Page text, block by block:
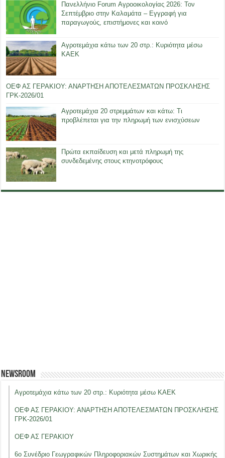
Πανελλήνιο Forum Αγροοικολογίας 2026: Τον
Σεπτέμβριο στην Καλαμάτα – Εγγραφή για
παραγωγούς, επιστήμονες και κοινό
Αγροτεμάχια κάτω των 20 στρ.: Κυριότητα μέσω
ΚΑΕΚ
ΟΕΦ ΑΣ ΓΕΡΑΚΙΟΥ: ΑΝΑΡΤΗΣΗ ΑΠΟΤΕΛΕΣΜΑΤΩΝ ΠΡΟΣΚΛΗΣΗΣ
ΓΡΚ-2026/01
Αγροτεμάχια 20 στρεμμάτων και κάτω: Τι
προβλέπεται για την πληρωμή των ενισχύσεων
Πρώτα εκπαίδευση και μετά πληρωμή της
συνδεδεμένης στους κτηνοτρόφους
Newsroom
Αγροτεμάχια κάτω των 20 στρ.: Κυριότητα μέσω ΚΑΕΚ
ΟΕΦ ΑΣ ΓΕΡΑΚΙΟΥ: ΑΝΑΡΤΗΣΗ ΑΠΟΤΕΛΕΣΜΑΤΩΝ ΠΡΟΣΚΛΗΣΗΣ
ΓΡΚ-2026/01
ΟΕΦ ΑΣ ΓΕΡΑΚΙΟΥ
6ο Συνέδριο Γεωγραφικών Πληροφοριακών Συστημάτων και Χωρικής